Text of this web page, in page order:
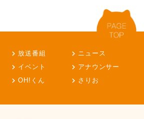
放送番組
ニュース
イベント
アナウンサー
OH!くん さりお